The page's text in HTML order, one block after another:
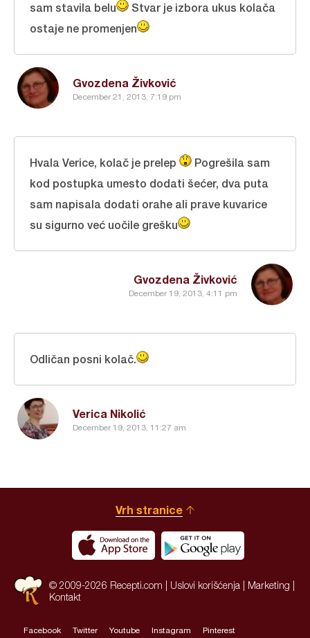
Gvozdena Živković
December 21, 2013, 7:19 pm
sam stavila belu
Stvar je izbora ukus kolača
ostaje ne promenjen
Gvozdena Živković
December 19, 2013, 4:11 pm
Hvala Verice, kolač je prelep
Pogrešila sam
kod postupka umesto dodati šećer, dva puta
sam napisala dodati orahe ali prave kuvarice
su sigurno već uočile grešku
Verica Nikolić
December 19, 2013, 11:27 am
Odličan posni kolač.
Vrh stranice
© 2009-2026 Recepti.com | Uslovi korišćenja Marketing
Kontakt
Facebook Twitter Youtube Instagram Pinterest